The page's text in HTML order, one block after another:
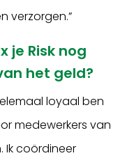
verzorgen.”
je Risk nog
het geld?
loyaal ben
medewerkers van
Ik coördineer